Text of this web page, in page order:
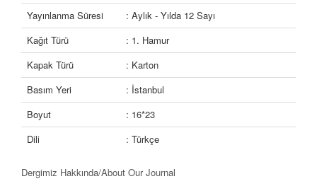
Yayınlanma Süresi
: Aylık - Yılda 12 Sayı
Kağıt Türü
: 1. Hamur
Kapak Türü
: Karton
Basım Yeri
: İstanbul
Boyut
: 16*23
Dili
: Türkçe
Dergimiz Hakkında/About Our Journal